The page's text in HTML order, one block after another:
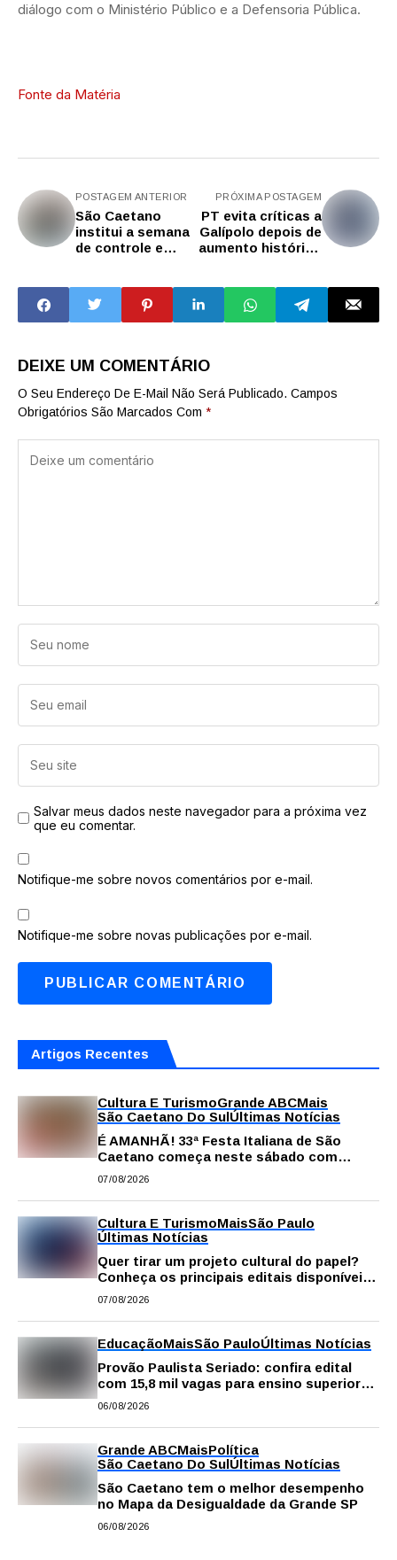
diálogo com o Ministério Público e a Defensoria Pública.
Fonte da Matéria
POSTAGEM ANTERIOR
São Caetano
institui a semana
de controle e
PRÓXIMA POSTAGEM
PT evita críticas a
Galípolo depois de
aumento histórico
DEIXE UM COMENTÁRIO
O Seu Endereço De E-Mail Não Será Publicado. Campos
Obrigatórios São Marcados Com *
Salvar meus dados neste navegador para a próxima vez
que eu comentar.
Notifique-me sobre novos comentários por e-mail.
Notifique-me sobre novas publicações por e-mail.
Artigos Recentes
Cultura E TurismoGrande ABCMais
São Caetano Do SulÚltimas Notícias
É AMANHÃ! 33ª Festa Italiana de São
Caetano começa neste sábado com
gastronomia, música e solidariedade
07/08/2026
Cultura E TurismoMaisSão Paulo
Últimas Notícias
Quer tirar um projeto cultural do papel?
Conheça os principais editais disponíveis
em São Paulo
07/08/2026
EducaçãoMaisSão PauloÚltimas Notícias
Provão Paulista Seriado: confira edital
com 15,8 mil vagas para ensino superior
público
06/08/2026
Grande ABCMaisPolítica
São Caetano Do SulÚltimas Notícias
São Caetano tem o melhor desempenho
no Mapa da Desigualdade da Grande SP
06/08/2026